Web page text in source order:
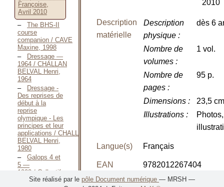
Françoise,
Avril 2010
The BHS-II
course
companion / CAVE
Maxine, 1998
Dressage —
1964 / CHALLAN
BELVAL Henri,
1964
Dressage -
Des reprises de
début à la
reprise
olympique - Les
principes et leur
applications / CHALLAN
BELVAL Henri,
1980
Galops 4 et
5 —
1992 / Collectif,
1992
2010
Description
matérielle
Description
physique:
dès 6
Nombre de
volumes:
1 vol.
Nombre de
pages:
95 p.
Dimensions:
23,5 cm
Illustrations:
Photos,
Langue(s) Français
EAN 9782012267404
Site réalisé par le pôle Document numérique — MRSH —